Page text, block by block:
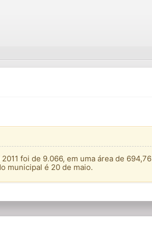
foi de 9.066, em uma área de 694,76
municipal é 20 de maio.